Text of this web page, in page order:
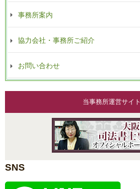
事務所案内
協力会社・事務所ご紹介
お問い合わせ
当事務所運営サイト
SNS